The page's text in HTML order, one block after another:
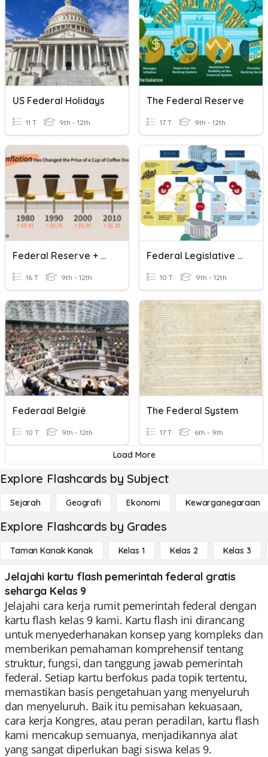
US Federal Holidays
11 T 9th - 12th
The Federal Reserve
17 T 9th - 12th
Federal Reserve + Monetary Policy
16 T 9th - 12th
Federal Legislative Process
10 T 9th - 12th
Federaal België
10 T 9th - 12th
The Federal System
17 T 6th - 9th
Load More
Explore Flashcards by Subject
Sejarah Geografi Ekonomi Kewarganegaraan
Explore Flashcards by Grades
Taman Kanak Kanak Kelas 1 Kelas 2 Kelas 3
Jelajahi kartu flash pemerintah federal gratis
seharga Kelas 9
Jelajahi cara kerja rumit pemerintah federal dengan
kartu flash kelas 9 kami. Kartu flash ini dirancang
untuk menyederhanakan konsep yang kompleks dan
memberikan pemahaman komprehensif tentang
struktur, fungsi, dan tanggung jawab pemerintah
federal. Setiap kartu berfokus pada topik tertentu,
memastikan basis pengetahuan yang menyeluruh
dan menyeluruh. Baik itu pemisahan kekuasaan,
cara kerja Kongres, atau peran peradilan, kartu flash
kami mencakup semuanya, menjadikannya alat
yang sangat diperlukan bagi siswa kelas 9.